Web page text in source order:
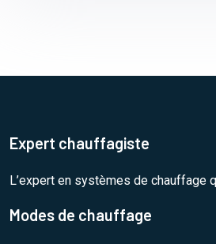
Expert chauffagiste
L’expert en systèmes de chauffage
Modes de chauffage